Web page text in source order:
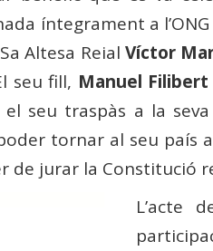
íntegrament a l’ONG
Altesa Reial Víctor
seu fill, Manuel Filibert
seu traspàs a la
tornar al seu país
de jurar la Constitució
L’acte